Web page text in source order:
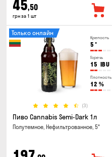
45,50
грн за 1 шт
Крепость
5 °
Горечь
15 IBU
Плотность
12 %
(3)
Только онлайн
Пиво Cannabis Semi-Dark 1л
Полутемное, Нефильтрованное, 5°